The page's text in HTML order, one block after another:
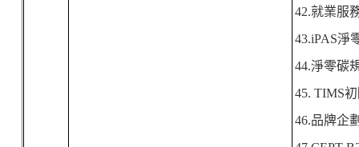
42.就業服
43.iPAS淨
44.淨零碳
45. TIMS
46.品牌企